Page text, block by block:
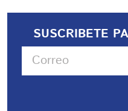
SUSCRIBETE